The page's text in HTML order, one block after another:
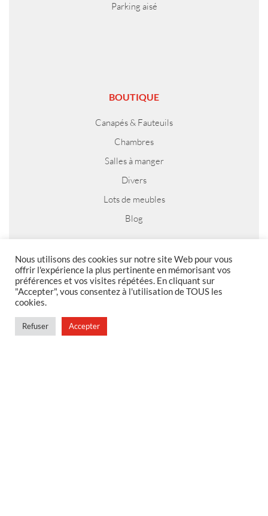
Parking aisé
BOUTIQUE
Canapés & Fauteuils
Chambres
Salles à manger
Divers
Lots de meubles
Blog
MENTIONS LEGALES
Politique de confidentialité
Conditions générales de vente
Nous utilisons des cookies sur notre site Web pour vous
offrir l'expérience la plus pertinente en mémorisant vos
préférences et vos visites répétées. En cliquant sur
"Accepter", vous consentez à l'utilisation de TOUS les
cookies.
Refuser Accepter